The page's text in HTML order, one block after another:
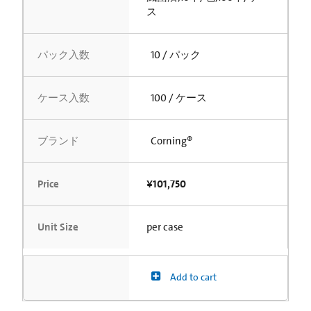
ス
パック入数 10 / パック
ケース入数 100 / ケース
ブランド Corning®
Price ¥101,750
Unit Size per case
Add to cart